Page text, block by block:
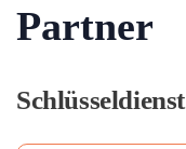
Partner
Schlüsseldienst